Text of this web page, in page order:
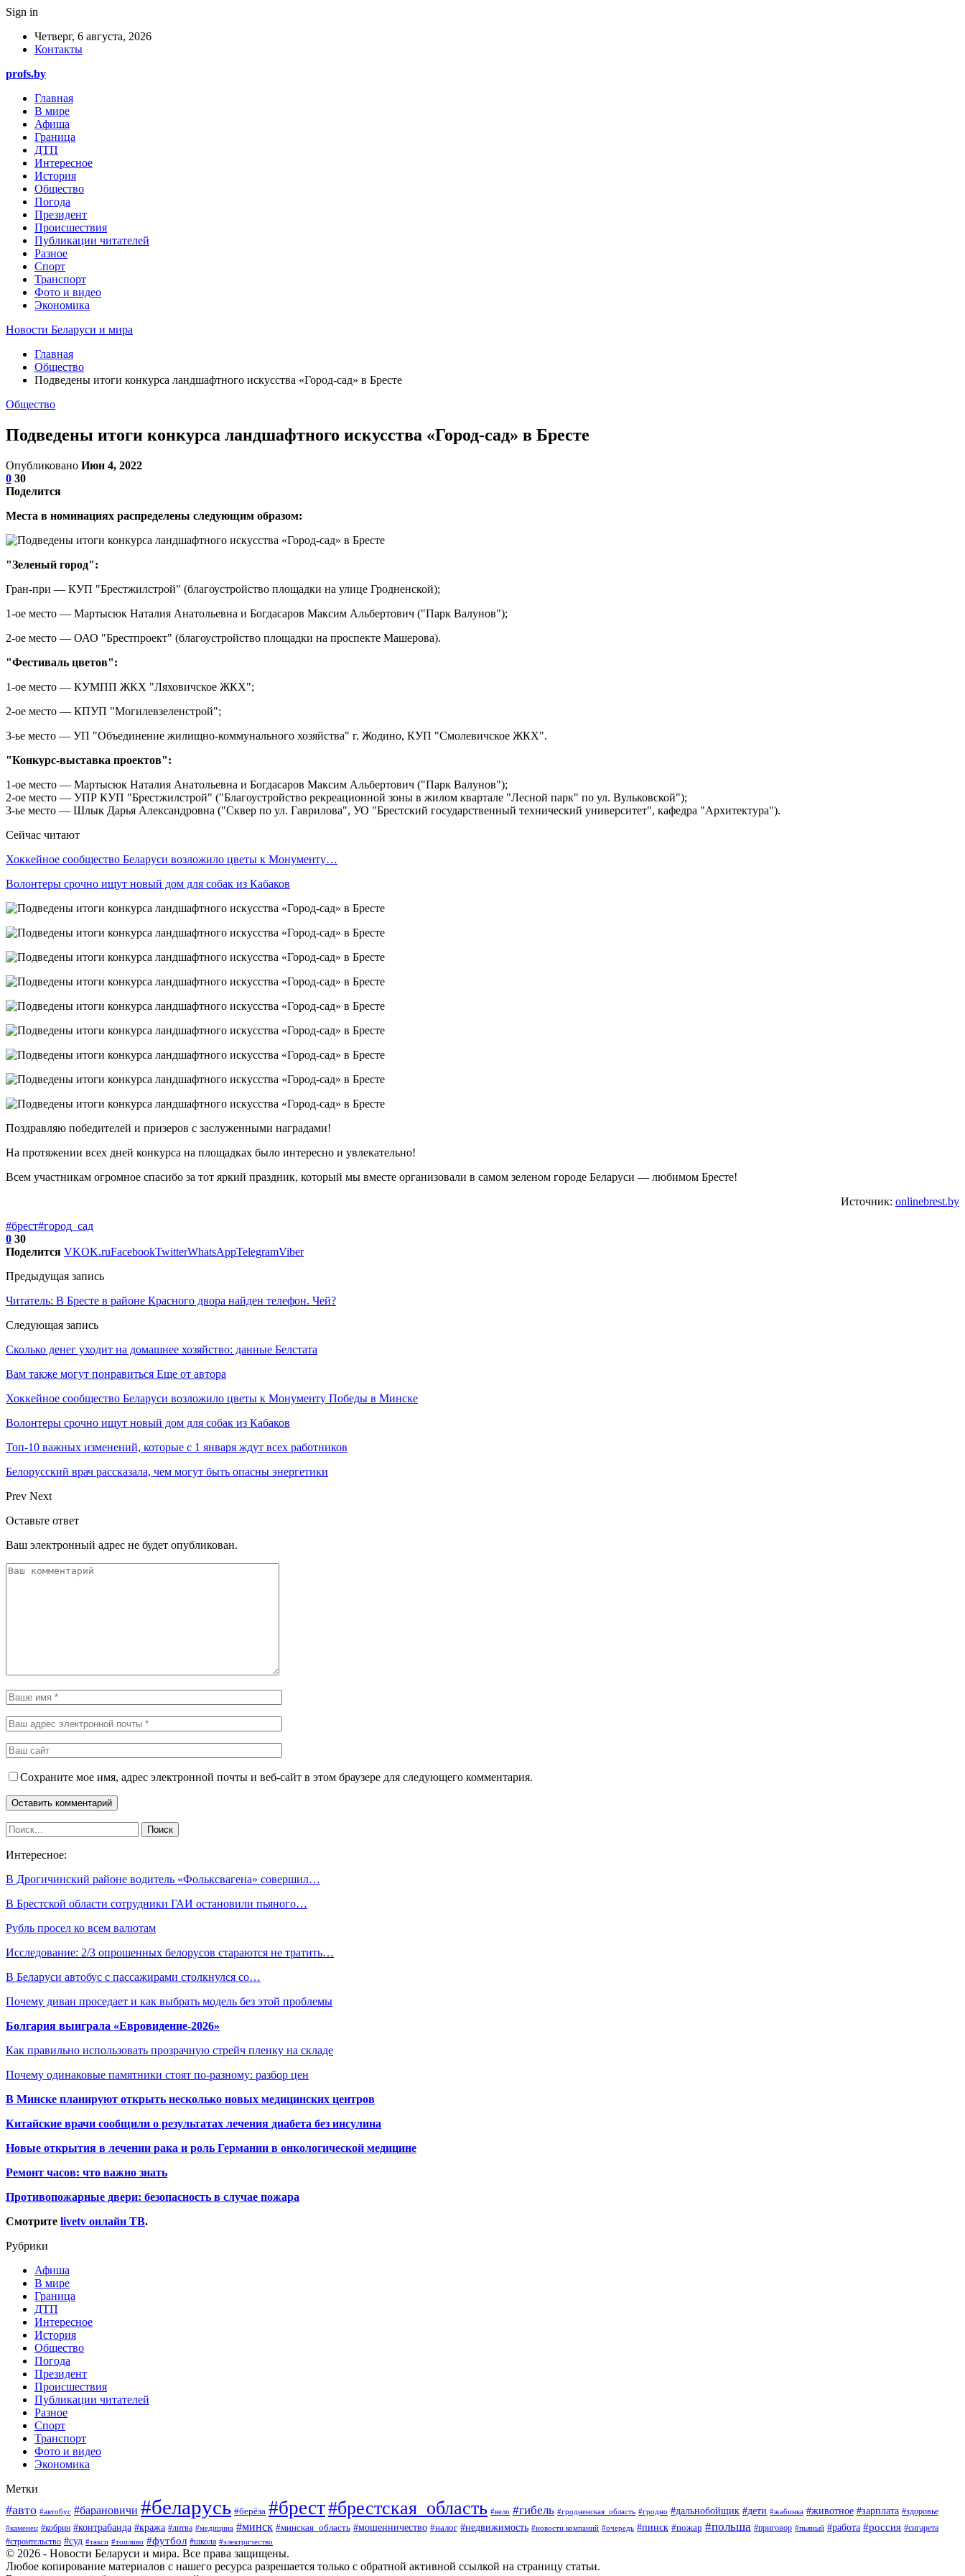
Sign in
Четверг, 6 августа, 2026
Контакты
profs.by
Главная
В мире
Афиша
Граница
ДТП
Интересное
История
Общество
Погода
Президент
Происшествия
Публикации читателей
Разное
Спорт
Транспорт
Фото и видео
Экономика
Новости Беларуси и мира
Главная
Общество
Подведены итоги конкурса ландшафтного искусства «Город-сад» в Бресте
Общество
Подведены итоги конкурса ландшафтного искусства «Город-сад» в Бресте
Опубликовано Июн 4, 2022
0 30
Поделится
Места в номинациях распределены следующим образом:
"Зеленый город":
Гран-при — КУП "Брестжилстрой" (благоустройство площадки на улице Гродненской);
1-ое место — Мартысюк Наталия Анатольевна и Богдасаров Максим Альбертович ("Парк Валунов");
2-ое место — ОАО "Брестпроект" (благоустройство площадки на проспекте Машерова).
"Фестиваль цветов":
1-ое место — КУМПП ЖКХ "Ляховичское ЖКХ";
2-ое место — КПУП "Могилевзеленстрой";
3-ье место — УП "Объединение жилищно-коммунального хозяйства" г. Жодино, КУП "Смолевичское ЖКХ".
"Конкурс-выставка проектов":
1-ое место — Мартысюк Наталия Анатольевна и Богдасаров Максим Альбертович ("Парк Валунов");
2-ое место — УПР КУП "Брестжилстрой" ("Благоустройство рекреационной зоны в жилом квартале "Лесной парк" по ул. Вульковской");
3-ье место — Шлык Дарья Александровна ("Сквер по ул. Гаврилова", УО "Брестский государственный технический университет", кафедра "Архитектура").
Сейчас читают
Хоккейное сообщество Беларуси возложило цветы к Монументу…
Волонтеры срочно ищут новый дом для собак из Кабаков
Поздравляю победителей и призеров с заслуженными наградами!
На протяжении всех дней конкурса на площадках было интересно и увлекательно!
Всем участникам огромное спасибо за тот яркий праздник, который мы вместе организовали в самом зеленом городе Беларуси — любимом Бресте!
Источник: onlinebrest.by
#брест#город_сад
0 30
Поделится VKOK.ruFacebookTwitterWhatsAppTelegramViber
Предыдущая запись
Читатель: В Бресте в районе Красного двора найден телефон. Чей?
Следующая запись
Сколько денег уходит на домашнее хозяйство: данные Белстата
Вам также могут понравиться Еще от автора
Хоккейное сообщество Беларуси возложило цветы к Монументу Победы в Минске
Волонтеры срочно ищут новый дом для собак из Кабаков
Топ-10 важных изменений, которые с 1 января ждут всех работников
Белорусский врач рассказала, чем могут быть опасны энергетики
Prev Next
Оставьте ответ
Ваш электронный адрес не будет опубликован.
Сохраните мое имя, адрес электронной почты и веб-сайт в этом браузере для следующего комментария.
Интересное:
В Дрогичинский районе водитель «Фольксвагена» совершил…
В Брестской области сотрудники ГАИ остановили пьяного…
Рубль просел ко всем валютам
Исследование: 2/3 опрошенных белорусов стараются не тратить…
В Беларуси автобус с пассажирами столкнулся со…
Почему диван проседает и как выбрать модель без этой проблемы
Болгария выиграла «Евровидение-2026»
Как правильно использовать прозрачную стрейч пленку на складе
Почему одинаковые памятники стоят по-разному: разбор цен
В Минске планируют открыть несколько новых медицинских центров
Китайские врачи сообщили о результатах лечения диабета без инсулина
Новые открытия в лечении рака и роль Германии в онкологической медицине
Ремонт часов: что важно знать
Противопожарные двери: безопасность в случае пожара
Смотрите livetv онлайн ТВ.
Рубрики
Афиша
В мире
Граница
ДТП
Интересное
История
Общество
Погода
Президент
Происшествия
Публикации читателей
Разное
Спорт
Транспорт
Фото и видео
Экономика
Метки
#авто #автобус #барановичи #беларусь #берёза #брест#брестская_область #вело #гибель #гродненская_область #гродно #дальнобойщик #дети #жабинка #животное #зарплата #здоровье
#каменец #кобрин #контрабанда #кража #литва #медицина #минск #минская_область #мошенничество #налог #недвижимость #новости компаний #очередь #пинск #пожар #польша #приговор #пьяный #работа #россия #сигарета
#строительство #суд #такси #топливо #футбол #школа #электричество
© 2026 - Новости Беларуси и мира. Все права защищены.
Любое копирование материалов с нашего ресурса разрешается только с обратной активной ссылкой на страницу статьи.